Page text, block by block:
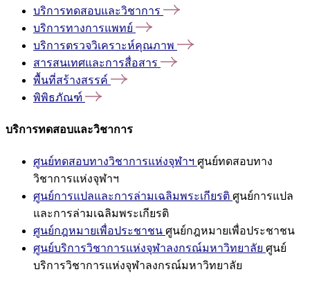
บริการทดสอบและวิชาการ
บริการทางการแพทย์
บริการตรวจวิเคราะห์คุณภาพ
สารสนเทศและการสื่อสาร
พื้นที่สร้างสรรค์
พิพิธภัณฑ์
บริการทดสอบและวิชาการ
ศูนย์ทดสอบทางวิชาการแห่งจุฬาฯ ศูนย์ทดสอบทาง
วิชาการแห่งจุฬาฯ
ศูนย์การแปลและการล่ามเฉลิมพระเกียรติ ศูนย์การแปล
และการล่ามเฉลิมพระเกียรติ
ศูนย์กฎหมายเพื่อประชาชน ศูนย์กฎหมายเพื่อประชาชน
ศูนย์บริการวิชาการแห่งจุฬาลงกรณ์มหาวิทยาลัย ศูนย์
บริการวิชาการแห่งจุฬาลงกรณ์มหาวิทยาลัย